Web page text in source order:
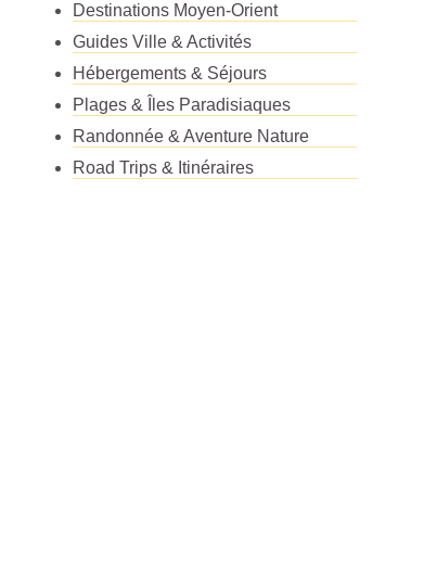
Destinations Moyen-Orient
Guides Ville & Activités
Hébergements & Séjours
Plages & Îles Paradisiaques
Randonnée & Aventure Nature
Road Trips & Itinéraires